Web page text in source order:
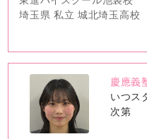
埼玉県 私立 城北埼玉高校
no
image
慶應義
いつス
次第